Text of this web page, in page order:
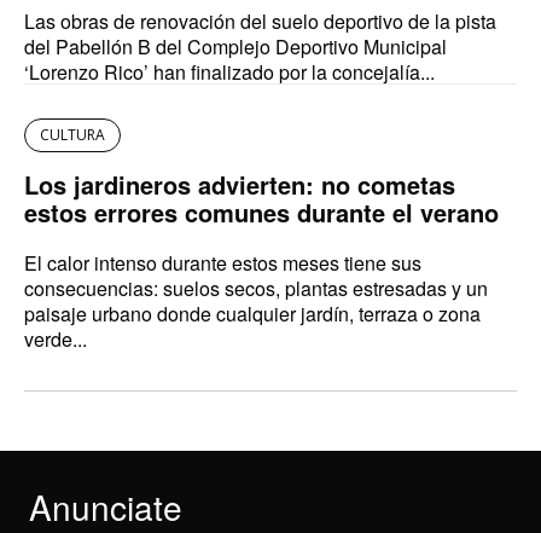
Las obras de renovación del suelo deportivo de la pista
del Pabellón B del Complejo Deportivo Municipal
‘Lorenzo Rico’ han finalizado por la concejalía...
CULTURA
Los jardineros advierten: no cometas
estos errores comunes durante el verano
El calor intenso durante estos meses tiene sus
consecuencias: suelos secos, plantas estresadas y un
paisaje urbano donde cualquier jardín, terraza o zona
verde...
Anunciate